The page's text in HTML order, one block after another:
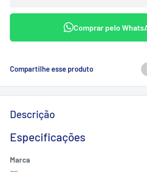
Comprar pelo
Compartilhe esse produto
Descrição
Especificações
Marca